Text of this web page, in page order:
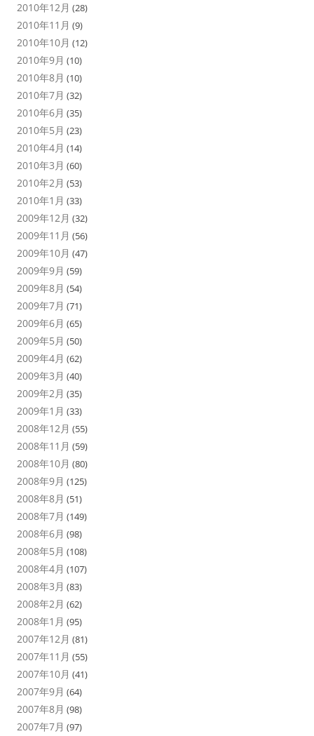
2010年12月 (28)
2010年11月 (9)
2010年10月 (12)
2010年9月 (10)
2010年8月 (10)
2010年7月 (32)
2010年6月 (35)
2010年5月 (23)
2010年4月 (14)
2010年3月 (60)
2010年2月 (53)
2010年1月 (33)
2009年12月 (32)
2009年11月 (56)
2009年10月 (47)
2009年9月 (59)
2009年8月 (54)
2009年7月 (71)
2009年6月 (65)
2009年5月 (50)
2009年4月 (62)
2009年3月 (40)
2009年2月 (35)
2009年1月 (33)
2008年12月 (55)
2008年11月 (59)
2008年10月 (80)
2008年9月 (125)
2008年8月 (51)
2008年7月 (149)
2008年6月 (98)
2008年5月 (108)
2008年4月 (107)
2008年3月 (83)
2008年2月 (62)
2008年1月 (95)
2007年12月 (81)
2007年11月 (55)
2007年10月 (41)
2007年9月 (64)
2007年8月 (98)
2007年7月 (97)